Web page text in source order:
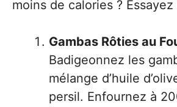
moins de calories ?
Gambas Rôties au
Badigeonnez les
mélange d’huile
persil. Enfournez à